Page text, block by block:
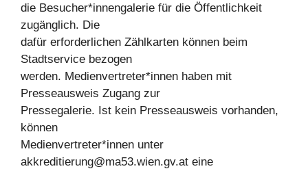
die Besucher*innengalerie für die Öffentlichkeit
zugänglich. Die
dafür erforderlichen Zählkarten können beim
Stadtservice bezogen
werden. Medienvertreter*innen haben mit
Presseausweis Zugang zur
Pressegalerie. Ist kein Presseausweis vorhanden,
können
Medienvertreter*innen unter
akkreditierung@ma53.wien.gv.at eine